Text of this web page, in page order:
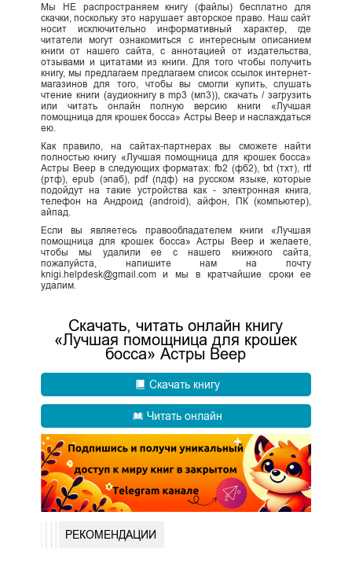
Мы НЕ распространяем книгу (файлы) бесплатно для
скачки, поскольку это нарушает авторское право. Наш сайт
носит исключительно информативный характер, где
читатели могут ознакомиться с интересным описанием
книги от нашего сайта, с аннотацией от издательства,
отзывами и цитатами из книги. Для того чтобы получить
книгу, мы предлагаем предлагаем список ссылок интернет-
магазинов для того, чтобы вы смогли купить, слушать
чтение книги (аудиокнигу в mp3 (мп3)), скачать / загрузить
или читать онлайн полную версию книги «Лучшая
помощница для крошек босса» Астры Веер и наслаждаться
ею.
Как правило, на сайтах-партнерах вы сможете найти
полностью книгу «Лучшая помощница для крошек босса»
Астры Веер в следующих форматах: fb2 (фб2), txt (тхт), rtf
(ртф), epub (эпаб), pdf (пдф) на русском языке, которые
подойдут на такие устройства как - электронная книга,
телефон на Андроид (android), айфон, ПК (компьютер),
айпад.
Если вы являетесь правообладателем книги «Лучшая
помощница для крошек босса» Астры Веер и желаете,
чтобы мы удалили ее с нашего книжного сайта,
пожалуйста, напишите нам на почту
knigi.helpdesk@gmail.com и мы в кратчайшие сроки ее
удалим.
Скачать, читать онлайн книгу
«Лучшая помощница для крошек
босса» Астры Веер
Скачать книгу
Читать онлайн
РЕКОМЕНДАЦИИ